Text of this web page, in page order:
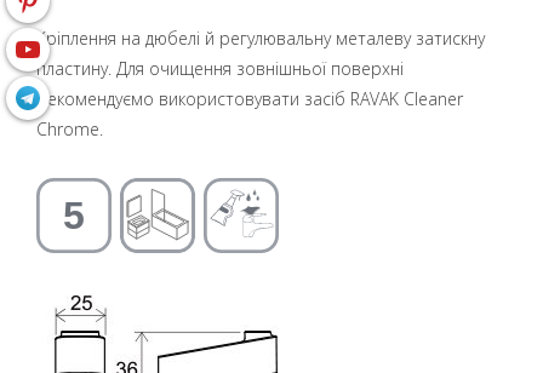
Кріплення на дюбелі й регулювальну металеву затискну
пластину. Для очищення зовнішньої поверхні
рекомендуємо використовувати засіб RAVAK Cleaner
Chrome.